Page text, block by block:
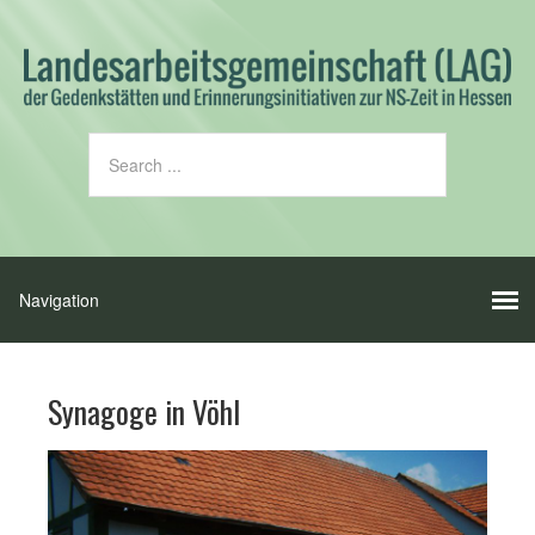
Synagoge in Vöhl